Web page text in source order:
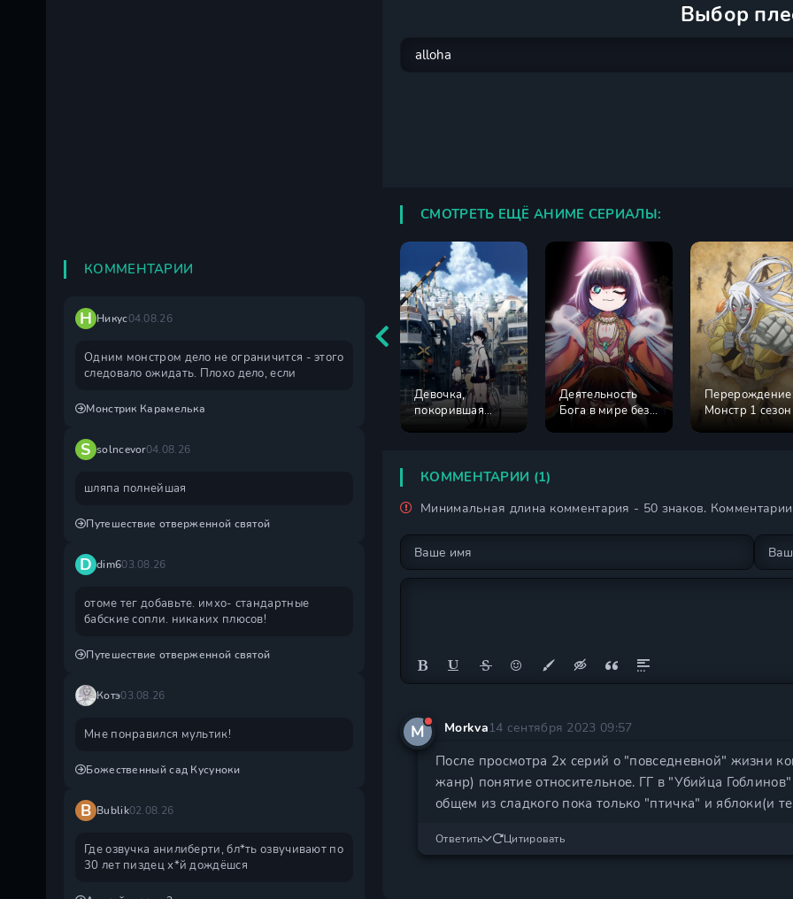
Выбор
СМОТРЕТЬ ЕЩЁ АНИМЕ СЕРИАЛЫ:
Девочка,
покорившая
Деятельность
Бога в мире без
Монстр 1 сезон
КОММЕНТАРИИ (1)
Минимальная длина комментария - 50 знаков.
M Morkva14 сентября 2023 09:57
После просмотра 2х серий о "повседневной" жизни
жанр) понятие относительное. ГГ в "Убийца
общем из сладкого пока только "птичка" и яблоки(и
Ответить Цитировать
КОММЕНТАРИИ
Н Никус04.08.26
Одним монстром дело не ограничится - этого
следовало ожидать. Плохо дело, если
Монстрик Карамелька
S solncevor04.08.26
шляпа полнейшая
Путешествие отверженной святой
D dim603.08.26
отоме тег добавьте. имхо- стандартные
бабские сопли. никаких плюсов!
Путешествие отверженной святой
Котэ03.08.26
Мне понравился мультик!
Божественный сад Кусуноки
B Bublik02.08.26
Где озвучка анилиберти, бл*ть озвучивают по
30 лет пиздец х*й дождëшся